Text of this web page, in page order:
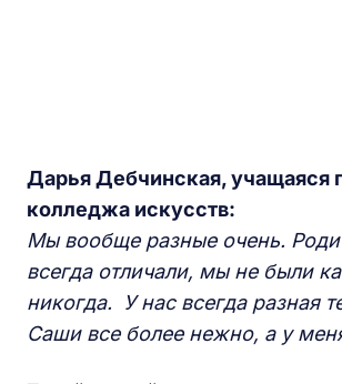
Дарья Дебчинская, учащаяся
колледжа искусств:
Мы вообще разные очень.
всегда отличали, мы не были
никогда. У нас всегда разная
Саши все более нежно, а у